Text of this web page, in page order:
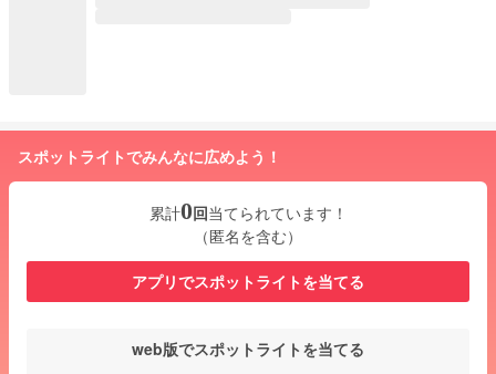
スポットライトでみんなに広めよう！
累計0回当てられています！
（匿名を含む）
アプリでスポットライトを当てる
web版でスポットライトを当てる